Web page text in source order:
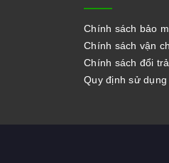
Chính sách bảo
Chính sách vận
Chính sách đổi trả
Quy định sử dụng